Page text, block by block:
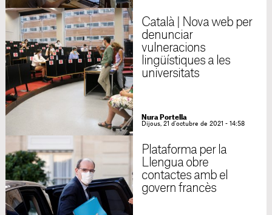
Català | Nova web per
denunciar
vulneracions
lingüístiques a les
universitats
Nura Portella
Dijous, 21 d'octubre de 2021 - 14:58
Plataforma per la
Llengua obre
contactes amb el
govern francès